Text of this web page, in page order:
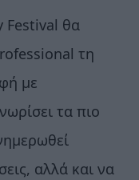
Festival θα
τη
με
τα πιο
αλλά και να